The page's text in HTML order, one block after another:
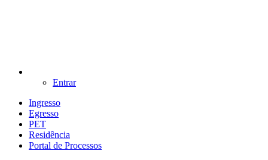
Entrar
Ingresso
Egresso
PET
Residência
Portal de Processos